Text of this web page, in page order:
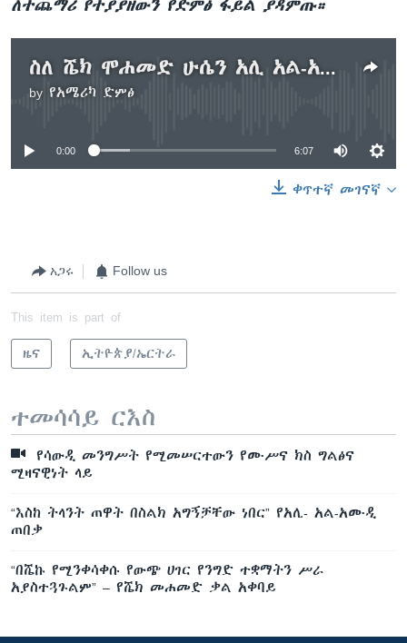
ለተጨማሪ የተያያዘውን የድምፅ ፋይል ያዳምጡ።
ስለ ሼክ ሞሐመድ ሁሴን አሊ አል-አሙዲ
by የአሜሪካ ድምፅ
No media source currently available
0:00 6:07
ቀጥተኛ መገናኛ
አጋሩ Follow us
This item is part of
ዜና ኢትዮጵያ/ኤርትራ
ተመሳሳይ ርእስ
የሳውዲ መንግሥት የሚመሠርተውን የሙሥና ክስ ግልፅና
ሚዛናዊነት ላይ
“እስከ ትላንት ጠዋት በስልክ አግኝቻቸው ነበር” የአሊ- አል-አሙዲ
ጠበቃ
“በሼኩ የሚንቀሳቀሱ የውጭ ሀገር የንግድ ተቋማትን ሥራ
አያስተጓጉልም” – የሼክ መሐመድ ቃል አቀባይ